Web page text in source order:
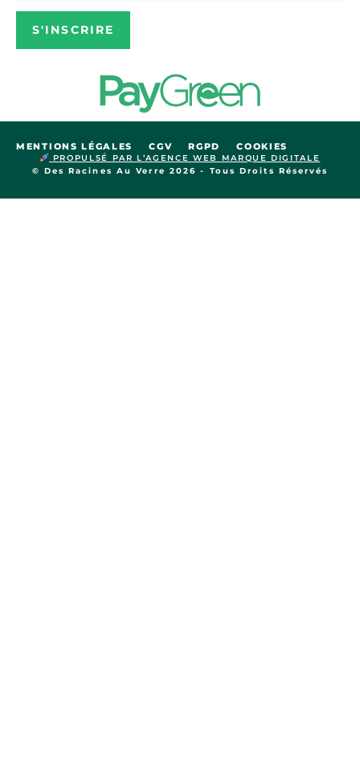
S'INSCRIRE
© Des Racines Au Verre 2026 - Tous Droits Réservés
PROPULSÉ PAR L’AGENCE WEB MARQUE DIGITALE
MENTIONS LÉGALES CGV RGPD COOKIES